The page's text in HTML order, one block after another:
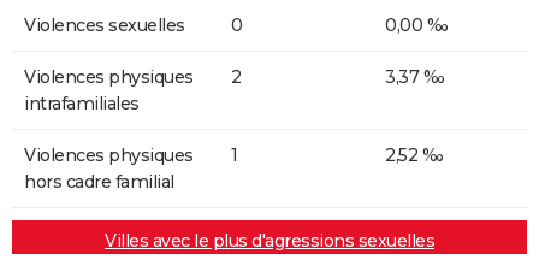
Violences sexuelles 0 0,00 ‰
Violences physiques
intrafamiliales
2 3,37 ‰
Violences physiques
hors cadre familial
1 2,52 ‰
Villes avec le plus d'agressions sexuelles